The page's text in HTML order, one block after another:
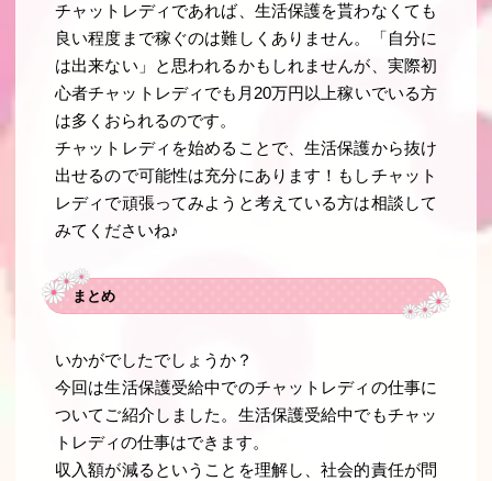
チャットレディであれば、生活保護を貰わなくても
良い程度まで稼ぐのは難しくありません。「自分に
は出来ない」と思われるかもしれませんが、実際初
心者チャットレディでも月20万円以上稼いでいる方
は多くおられるのです。
チャットレディを始めることで、生活保護から抜け
出せるので可能性は充分にあります！もしチャット
レディで頑張ってみようと考えている方は相談して
みてくださいね♪
まとめ
いかがでしたでしょうか？
今回は生活保護受給中でのチャットレディの仕事に
ついてご紹介しました。生活保護受給中でもチャッ
トレディの仕事はできます。
収入額が減るということを理解し、社会的責任が問